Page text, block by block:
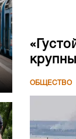
ОБЩЕСТВО